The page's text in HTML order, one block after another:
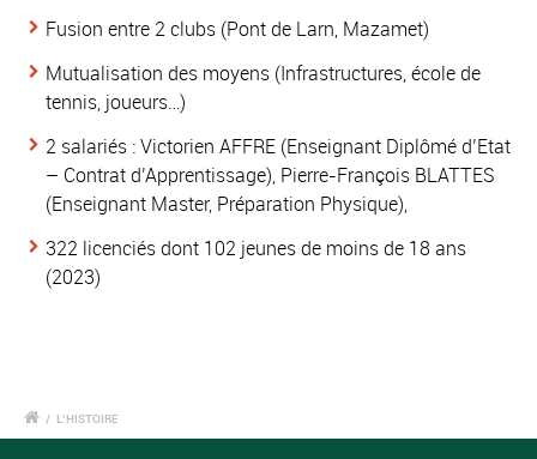
Fusion entre 2 clubs (Pont de Larn, Mazamet)
Mutualisation des moyens (Infrastructures, école de
tennis, joueurs…)
2 salariés : Victorien AFFRE (Enseignant Diplômé d’Etat
– Contrat d’Apprentissage), Pierre-François BLATTES
(Enseignant Master, Préparation Physique),
322 licenciés dont 102 jeunes de moins de 18 ans
(2023)
/ L’HISTOIRE